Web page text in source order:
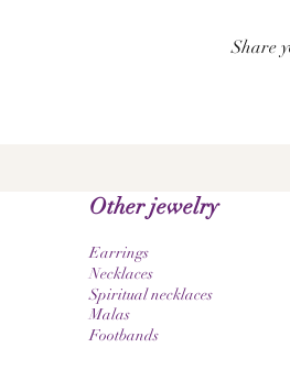
Share
Other jewelry
Earrings
Necklaces
Spiritual necklaces
Malas
Footbands